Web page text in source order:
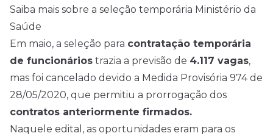
Saiba mais sobre a seleção temporária Ministério da
Saúde
Em maio, a seleção para contratação temporária
de funcionários trazia a previsão de 4.117 vagas,
mas foi cancelado devido a Medida Provisória 974 de
28/05/2020, que permitiu a prorrogação dos
contratos anteriormente firmados.
Naquele edital, as oportunidades eram para os